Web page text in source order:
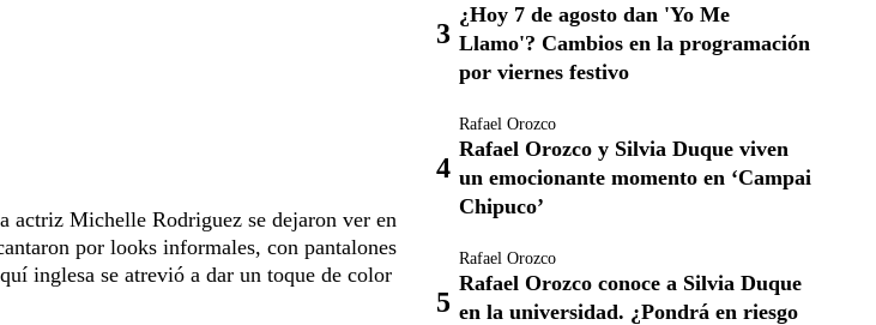
actriz Michelle Rodriguez se dejaron ver en
por looks informales, con pantalones
inglesa se atrevió a dar un toque de color
¿Hoy 7 de agosto dan 'Yo Me
Llamo'? Cambios en la programación
por viernes festivo
Rafael Orozco
Rafael Orozco y Silvia Duque viven
un emocionante momento en ‘Campai
Chipuco’
Rafael Orozco
Rafael Orozco conoce a Silvia Duque
en la universidad. ¿Pondrá en riesgo